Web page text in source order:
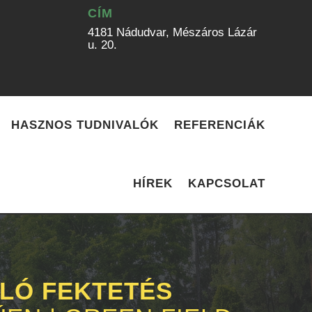
CÍM
4181 Nádudvar, Mészáros Lázár
u. 20.
HASZNOS TUDNIVALÓK REFERENCIÁK
HÍREK KAPCSOLAT
FEKTETÉS